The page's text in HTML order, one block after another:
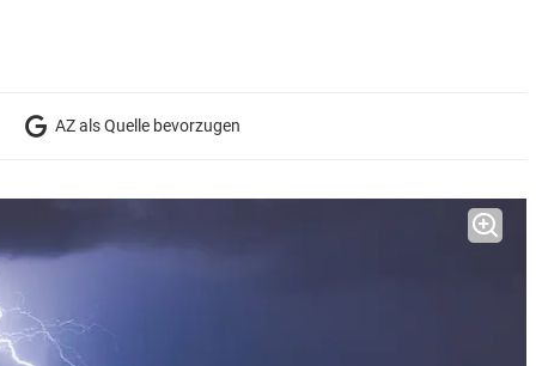
AZ als Quelle bevorzugen